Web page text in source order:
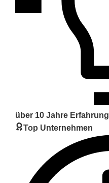
über 10 Jahre Erfahrung
Top Unternehmen